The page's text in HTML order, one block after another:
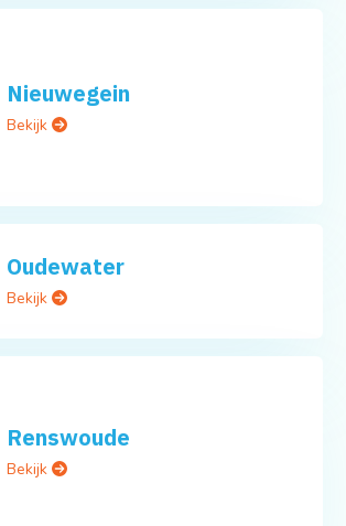
Nieuwegein
Bekijk
Oudewater
Bekijk
Renswoude
Bekijk